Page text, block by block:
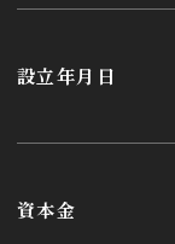
設立年月日
資本金